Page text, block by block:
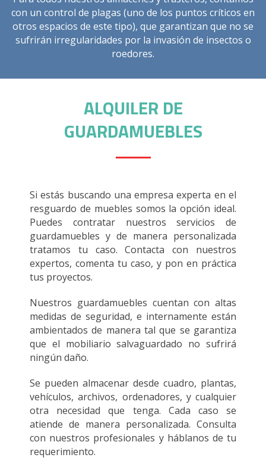
con un control de plagas (uno de los puntos críticos en
otros espacios de este tipo), que garantizan que no se
sufrirán irregularidades por la invasión de insectos o
roedores.
ALQUILER DE
GUARDAMUEBLES
Si estás buscando una empresa experta en el
resguardo de muebles somos la opción ideal.
Puedes contratar nuestros servicios de
guardamuebles y de manera personalizada
tratamos tu caso. Contacta con nuestros
expertos, comenta tu caso, y pon en práctica
tus proyectos.
Nuestros guardamuebles cuentan con altas
medidas de seguridad, e internamente están
ambientados de manera tal que se garantiza
que el mobiliario salvaguardado no sufrirá
ningún daño.
Se pueden almacenar desde cuadro, plantas,
vehículos, archivos, ordenadores, y cualquier
otra necesidad que tenga. Cada caso se
atiende de manera personalizada. Consulta
con nuestros profesionales y háblanos de tu
requerimiento.